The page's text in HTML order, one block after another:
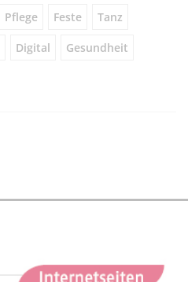
Pflege Feste Tanz
Digital Gesundheit